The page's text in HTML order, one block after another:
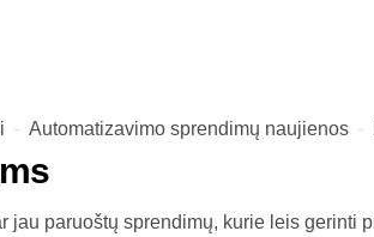
Automatizavimo sprendimų naujienos
jau paruoštų sprendimų, kurie leis gerinti